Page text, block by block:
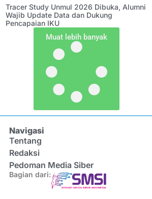
Tracer Study Unmul 2026 Dibuka, Alumni
Wajib Update Data dan Dukung
Pencapaian IKU
Muat lebih banyak
Navigasi
Tentang
Redaksi
Pedoman Media Siber
Bagian dari: